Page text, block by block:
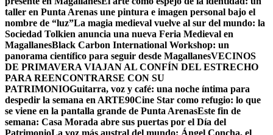
taller en Punta Arenas une pintura e imagen personal bajo el
nombre de “luz”La magia medieval vuelve al sur del mundo: la
Sociedad Tolkien anuncia una nueva Feria Medieval en
MagallanesBlack Carbon International Workshop: un
panorama científico para seguir desde MagallanesVECINOS
DE PRIMAVERA VIAJAN AL CONFÍN DEL ESTRECHO
PARA REENCONTRARSE CON SU
PATRIMONIOGuitarra, voz y café: una noche íntima para
despedir la semana en ARTE90Cine Star como refugio: lo que
se viene en la pantalla grande de Punta ArenasEste fin de
semana: Casa Morada abre sus puertas por el Día del